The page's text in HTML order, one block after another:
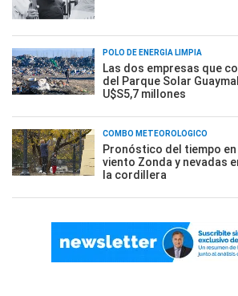
POLO DE ENERGÍA LIMPIA
Las dos empresas que
del Parque Solar
U$S5,7 millones
COMBO METEOROLÓGICO
Pronóstico del tiempo
viento Zonda y nevadas
la cordillera